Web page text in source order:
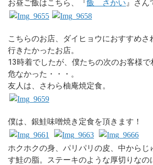
お昼ご飯はこちら、『 飯 さかい 』さん
こちらのお店、ダイヒョウにおすすめさ
行きたかったお店。
13時着でしたが、僕たちの次のお客様で
危なかった・・・。
友人は、さわら柚庵焼定食。
僕は、銀鮭味噌焼き定食を頂きます！
ホクホクの身、パリパリの皮、中からじ
す鮭の脂。ステーキのような厚切りなの